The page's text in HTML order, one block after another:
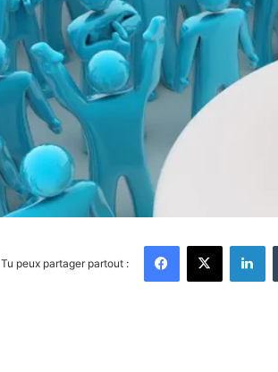
Tu peux partager partout :
Facebook X Linkedin